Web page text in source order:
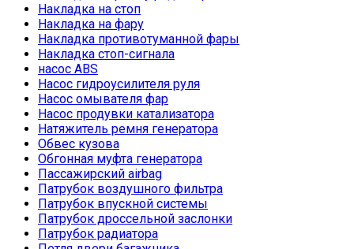
Накладка на стоп
Накладка на фару
Накладка противотуманной фары
Накладка стоп-сигнала
насос ABS
Насос гидроусилителя руля
Насос омывателя фар
Насос продувки катализатора
Натяжитель ремня генератора
Обвес кузова
Обгонная муфта генератора
Пассажирский airbag
Патрубок воздушного фильтра
Патрубок впускной системы
Патрубок дроссельной заслонки
Патрубок радиатора